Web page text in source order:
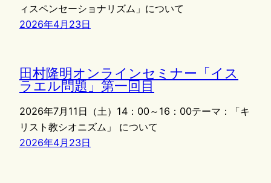
ィスペンセーショナリズム」について
2026年4月23日
田村隆明オンラインセミナー「イス
ラエル問題」第一回目
2026年7月11日（土）14：00～16：00テーマ：「キ
リスト教シオニズム」 について
2026年4月23日